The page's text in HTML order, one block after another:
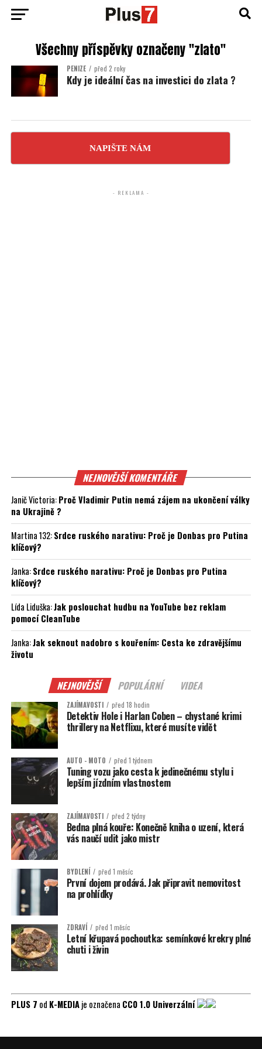
Všechny příspěvky označeny "zlato"
PENÍZE před 2 roky
Kdy je ideální čas na investici do zlata ?
NAPIŠTE NÁM
- REKLAMA -
NEJNOVĚJŠÍ KOMENTÁŘE
Janič Victoria:Proč Vladimir Putin nemá zájem na ukončení války
na Ukrajině ?
Martina 132:Srdce ruského narativu: Proč je Donbas pro Putina
klíčový?
Janka:Srdce ruského narativu: Proč je Donbas pro Putina
klíčový?
Lída Liduška:Jak poslouchat hudbu na YouTube bez reklam
pomocí CleanTube
Janka:Jak seknout nadobro s kouřením: Cesta ke zdravějšímu
životu
NEJNOVĚJŠÍ POPULÁRNÍ VIDEA
ZAJÍMAVOSTI před 18 hodin
Detektiv Hole i Harlan Coben – chystané krimi
thrillery na Netflixu, které musíte vidět
AUTO - MOTO před 1 týdnem
Tuning vozu jako cesta k jedinečnému stylu i
lepším jízdním vlastnostem
ZAJÍMAVOSTI před 2 týdny
Bedna plná kouře: Konečně kniha o uzení, která
vás naučí udit jako mistr
BYDLENÍ před 1 měsíc
První dojem prodává. Jak připravit nemovitost
na prohlídky
ZDRAVÍ před 1 měsíc
Letní křupavá pochoutka: semínkové krekry plné
chuti i živin
PLUS 7 od K-MEDIAje označena CC0 1.0 Univerzální